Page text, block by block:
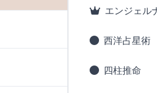
エンジェル
西洋占星術
四柱推命